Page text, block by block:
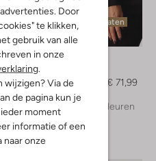
Door
te klikken,
gebruik van alle
in onze
.
wijzigen? Via de
de pagina kun je
moment
informatie of een
naar onze
Laatste maten
-40%
€ 119,95
€ 71,99
+ meer kleuren